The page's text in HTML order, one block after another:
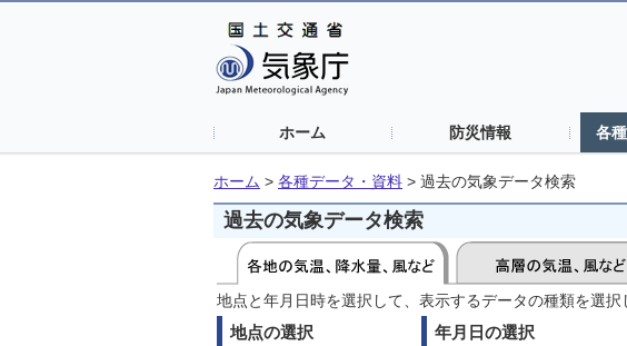
ホーム 防災情報 各
ホーム > 各種データ・資料 > 過去の気象データ検索
過去の気象データ検索
地点と年月日時を選択して、表示するデータの種類を選択
地点の選択 年月日の選択